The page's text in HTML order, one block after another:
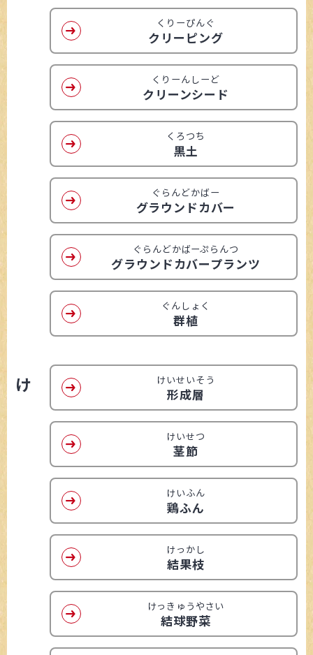
くりーぴんぐ
クリーピング
くりーんしーど
クリーンシード
くろつち
黒土
ぐらんどかばー
グラウンドカバー
ぐらんどかばーぷらんつ
グラウンドカバープランツ
ぐんしょく
群植
け けいせいそう
形成層
けいせつ
茎節
けいふん
鶏ふん
けっかし
結果枝
けっきゅうやさい
結球野菜